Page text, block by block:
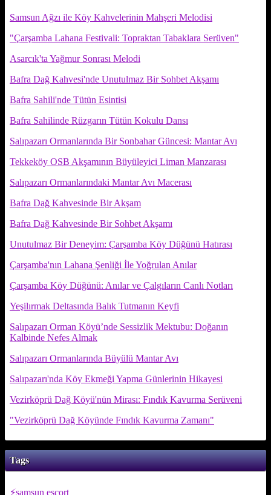
Samsun Ağzı ile Köy Kahvelerinin Mahşeri Melodisi
"Çarşamba Lahana Festivali: Topraktan Tabaklara Serüven"
Asarcık'ta Yağmur Sonrası Melodi
Bafra Dağ Kahvesi'nde Unutulmaz Bir Sohbet Akşamı
Bafra Sahili'nde Tütün Esintisi
Bafra Sahilinde Rüzgarın Tütün Kokulu Dansı
Salıpazarı Ormanlarında Bir Sonbahar Güncesi: Mantar Avı
Tekkeköy OSB Akşamının Büyüleyici Liman Manzarası
Salıpazarı Ormanlarındaki Mantar Avı Macerası
Bafra Dağ Kahvesinde Bir Akşam
Bafra Dağ Kahvesinde Bir Sohbet Akşamı
Unutulmaz Bir Deneyim: Çarşamba Köy Düğünü Hatırası
Çarşamba'nın Lahana Şenliği İle Yoğrulan Anılar
Çarşamba Köy Düğünü: Anılar ve Çalgıların Canlı Notları
Yeşilırmak Deltasında Balık Tutmanın Keyfi
Salıpazarı Orman Köyü’nde Sessizlik Mektubu: Doğanın
Kalbinde Nefes Almak
Salıpazarı Ormanlarında Büyülü Mantar Avı
Salıpazarı'nda Köy Ekmeği Yapma Günlerinin Hikayesi
Vezirköprü Dağ Köyü'nün Mirası: Fındık Kavurma Serüveni
"Vezirköprü Dağ Köyünde Fındık Kavurma Zamanı"
Tags
samsun escort